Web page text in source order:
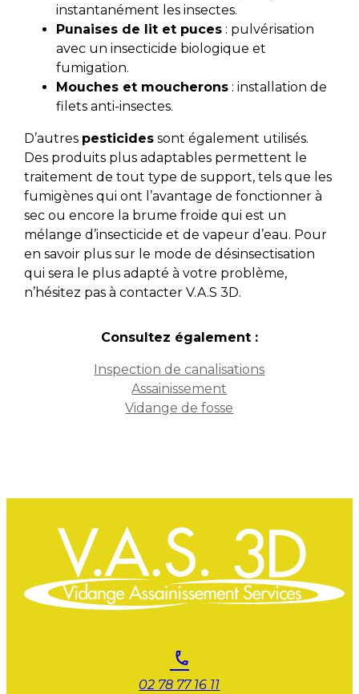
instantanément les insectes.
Punaises de lit et puces: pulvérisation
avec un insecticide biologique et
fumigation.
Mouches et moucherons: installation de
filets anti-insectes.
D’autres pesticidessont également utilisés.
Des produits plus adaptables permettent le
traitement de tout type de support, tels que les
fumigènes qui ont l’avantage de fonctionner à
sec ou encore la brume froide qui est un
mélange d’insecticide et de vapeur d’eau. Pour
en savoir plus sur le mode de désinsectisation
qui sera le plus adapté à votre problème,
n’hésitez pas à contacter V.A.S 3D.
Consultez également :
Inspection de canalisations
Assainissement
Vidange de fosse
02 78 77 16 11